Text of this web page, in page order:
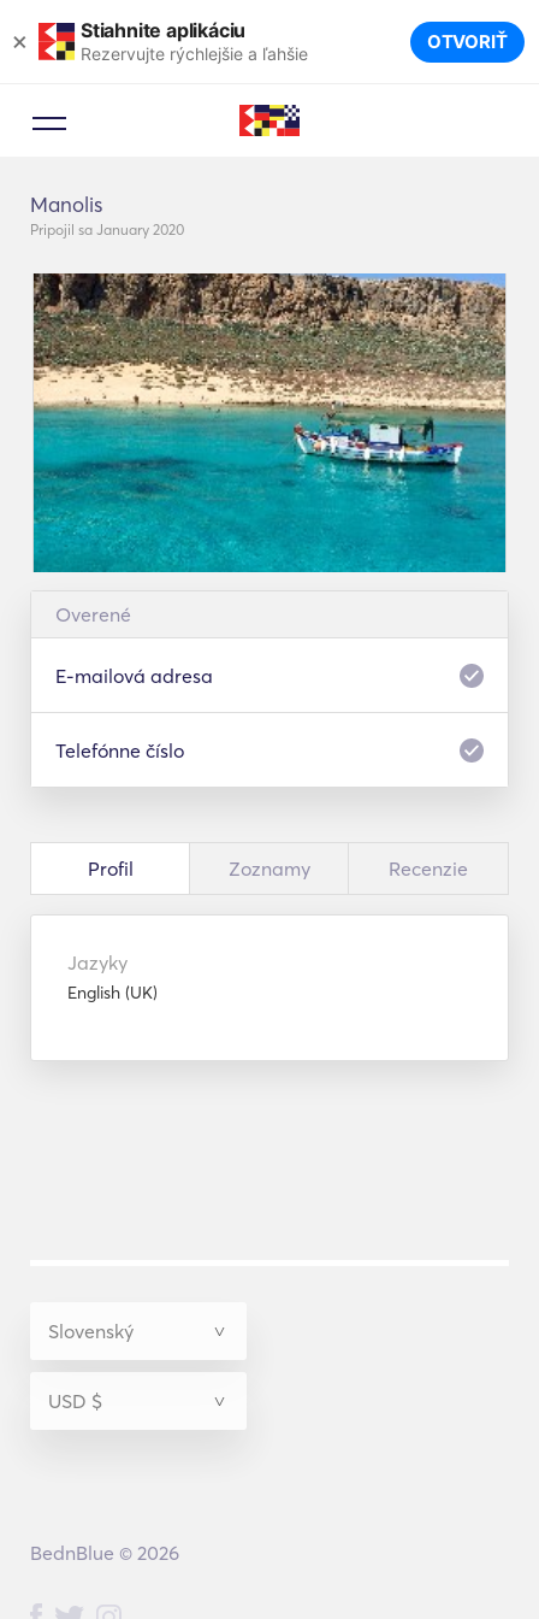
× Stiahnite aplikáciu
Rezervujte rýchlejšie a ľahšie OTVORIŤ
Manolis
Pripojil sa January 2020
Overené
E-mailová adresa
Telefónne číslo
Profil Zoznamy Recenzie
Jazyky
English (UK)
BednBlue © 2026